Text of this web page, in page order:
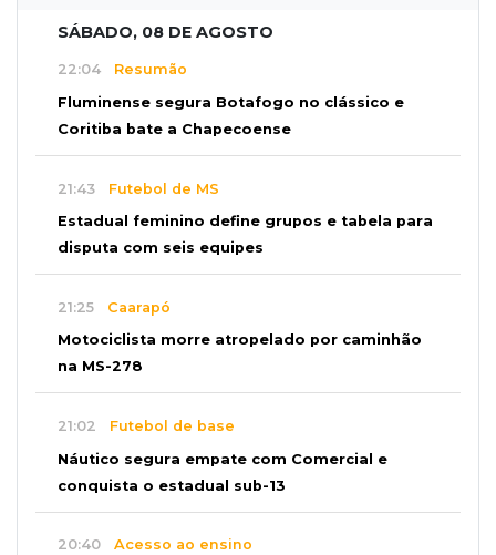
SÁBADO, 08 DE AGOSTO
22:04 Resumão
Fluminense segura Botafogo no clássico e
Coritiba bate a Chapecoense
21:43 Futebol de MS
Estadual feminino define grupos e tabela para
disputa com seis equipes
21:25 Caarapó
Motociclista morre atropelado por caminhão
na MS-278
21:02 Futebol de base
Náutico segura empate com Comercial e
conquista o estadual sub-13
20:40 Acesso ao ensino